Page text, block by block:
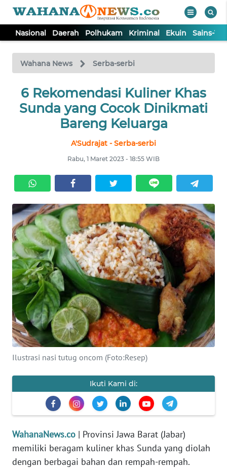
Nasional Daerah Polhukam Kriminal Ekuin Sains-
Wahana News Serba-serbi
6 Rekomendasi Kuliner Khas
Sunda yang Cocok Dinikmati
Bareng Keluarga
A'Sudrajat - Serba-serbi
Rabu, 1 Maret 2023 - 18:55 WIB
Ilustrasi nasi tutug oncom (Foto:Resep)
Ikuti Kami di:
WahanaNews.co | Provinsi Jawa Barat (Jabar)
memiliki beragam kuliner khas Sunda yang diolah
dengan berbagai bahan dan rempah-rempah.
TV
Tutup
NASIONAL
KRIMINAL
EKUIN
SAINS-TEKNO
KESEHATAN
INTERNASIONAL
SERBA-SERBI
PENDIDIKAN
OLAHRAGA
EDITORIAL
Informasi